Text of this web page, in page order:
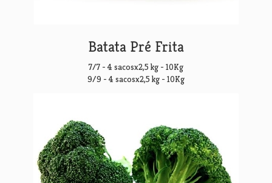
Batata Pré Frita
7/7 - 4 sacosx2,5 kg - 10Kg
9/9 - 4 sacosx2,5 kg - 10Kg